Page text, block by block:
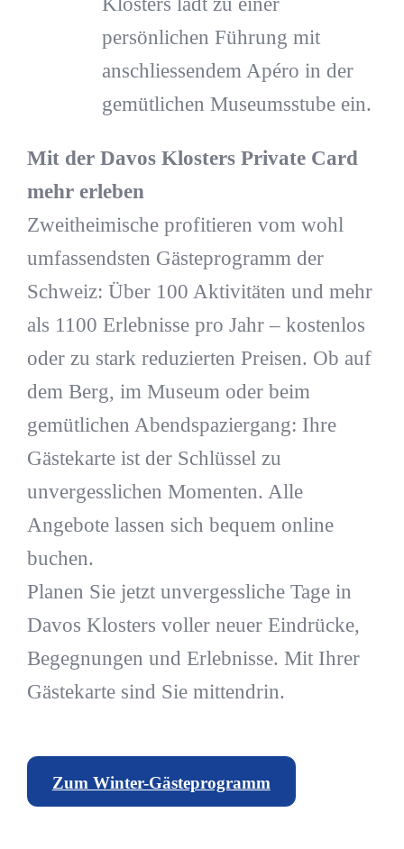
persönlichen Führung mit
anschliessendem Apéro in der
gemütlichen Museumsstube ein.
Mit der Davos Klosters Private Card
mehr erleben
Zweitheimische profitieren vom wohl
umfassendsten Gästeprogramm der
Schweiz: Über 100 Aktivitäten und mehr
als 1100 Erlebnisse pro Jahr – kostenlos
oder zu stark reduzierten Preisen. Ob auf
dem Berg, im Museum oder beim
gemütlichen Abendspaziergang: Ihre
Gästekarte ist der Schlüssel zu
unvergesslichen Momenten. Alle
Angebote lassen sich bequem online
buchen.
Planen Sie jetzt unvergessliche Tage in
Davos Klosters voller neuer Eindrücke,
Begegnungen und Erlebnisse. Mit Ihrer
Gästekarte sind Sie mittendrin.
Zum Winter-Gästeprogramm